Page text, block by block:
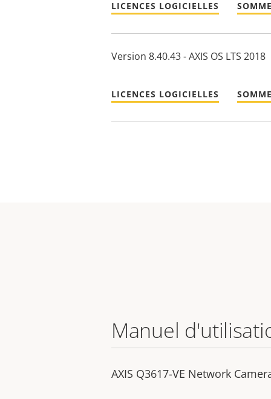
LICENCES LOGICIELLES
Version 8.40.43 - AXIS OS LTS 2018
LICENCES LOGICIELLES
Manuel
AXIS Q3617-VE Network